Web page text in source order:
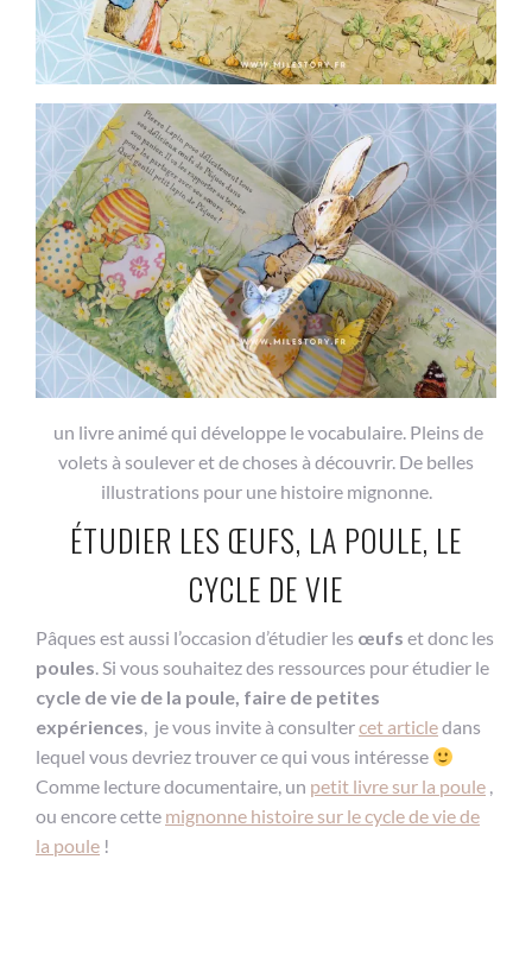
un livre animé qui développe le vocabulaire. Pleins de
volets à soulever et de choses à découvrir. De belles
illustrations pour une histoire mignonne.
ÉTUDIER LES ŒUFS, LA POULE, LE
CYCLE DE VIE
Pâques est aussi l’occasion d’étudier les œufs et donc les
poules. Si vous souhaitez des ressources pour étudier le
cycle de vie de la poule, faire de petites
expériences, je vous invite à consultercet articledans
lequel vous devriez trouver ce qui vous intéresse
Comme lecture documentaire, un petit livre sur la poule ,
ou encore cette mignonne histoire sur le cycle de vie de
la poule !